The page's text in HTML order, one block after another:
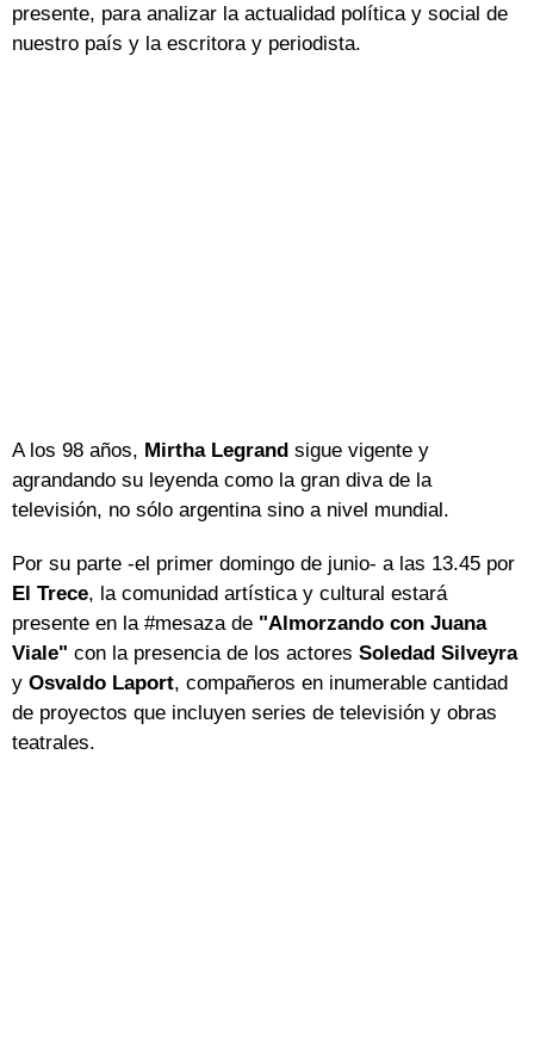
presente, para analizar la actualidad política y social de
nuestro país y la escritora y periodista.
A los 98 años, Mirtha Legrand sigue vigente y
agrandando su leyenda como la gran diva de la
televisión, no sólo argentina sino a nivel mundial.
Por su parte -el primer domingo de junio- a las 13.45 por
El Trece, la comunidad artística y cultural estará
presente en la #mesaza de "Almorzando con Juana
Viale" con la presencia de los actores Soledad Silveyra
y Osvaldo Laport, compañeros en inumerable cantidad
de proyectos que incluyen series de televisión y obras
teatrales.